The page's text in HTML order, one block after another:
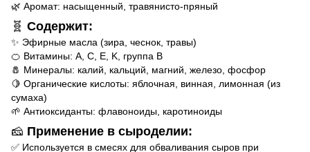
🌿 Аромат: насыщенный, травянисто-пряный
🧬 Содержит:
✨ Эфирные масла (зира, чеснок, травы)
🍊 Витамины: A, C, E, K, группа B
🧂 Минералы: калий, кальций, магний, железо, фосфор
🍋 Органические кислоты: яблочная, винная, лимонная (из
сумаха)
🌱 Антиоксиданты: флавоноиды, каротиноиды
🧀 Применение в сыроделии:
✅ Используется в смесях для обваливания сыров при